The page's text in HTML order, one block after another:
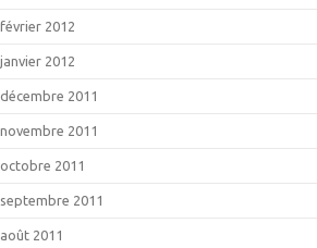
février 2012
janvier 2012
décembre 2011
novembre 2011
octobre 2011
septembre 2011
août 2011